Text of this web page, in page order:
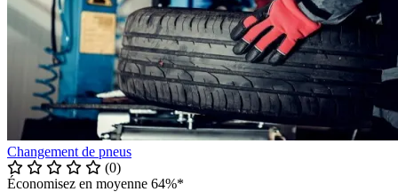
Changement de pneus
(0)
Économisez en moyenne 64%*